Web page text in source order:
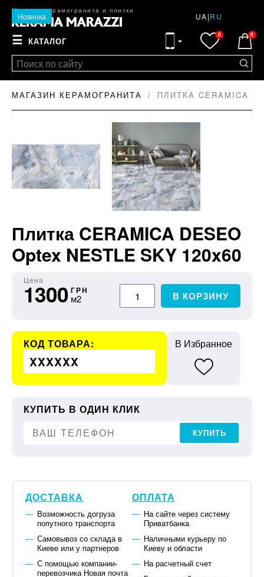
Магазин керамогранита и плитки
UA|RU
☰ КАТАЛОГ
0 0
МАГАЗИН КЕРАМОГРАНИТА ПЛИТКА CERAMICA
Новинка
Плитка CERAMICA DESEO
Optex NESTLE SKY 120x60
Цена
1300 ГРН
м2 В КОРЗИНУ
КОД ТОВАРА:
XXXXXX
В Избранное
КУПИТЬ В ОДИН КЛИК
КУПИТЬ
ДОСТАВКА
Возможность догруза
попутного транспорта
Самовывоз со склада в
Киеве или у партнеров
С помощью компании-
перевозчика Новая почта
ОПЛАТА
На сайте через систему
Приватбанка
Наличными курьеру по
Киеву и области
На расчетный счет